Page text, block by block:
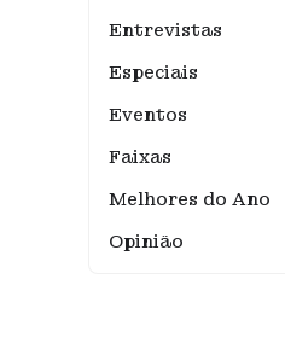
Entrevistas
Especiais
Eventos
Faixas
Melhores do Ano
Opinião